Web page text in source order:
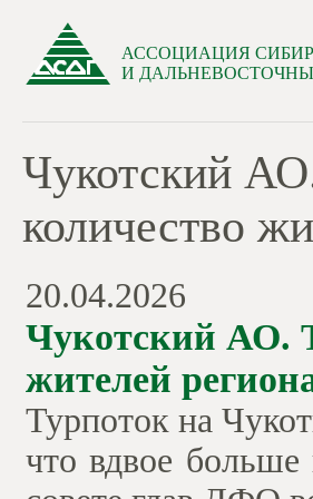
АССОЦИАЦИЯ
И
Чукотский
количество
20.04.2026
Чукотский АО.
жителей
Турпоток на
что вдвое